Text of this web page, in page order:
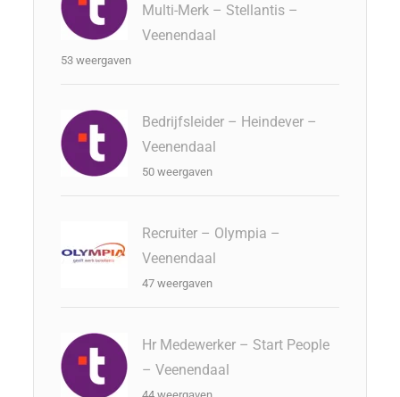
Multi-Merk – Stellantis –
Veenendaal
53 weergaven
Bedrijfsleider – Heindever –
Veenendaal
50 weergaven
Recruiter – Olympia –
Veenendaal
47 weergaven
Hr Medewerker – Start People
– Veenendaal